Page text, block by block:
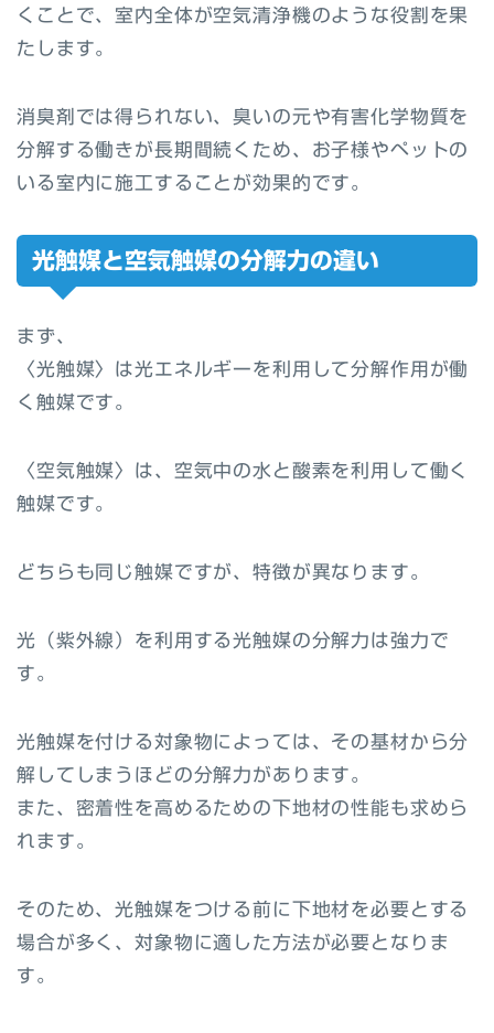
くことで、室内全体が空気清浄機のような役割を果
たします。
消臭剤では得られない、臭いの元や有害化学物質を
分解する働きが長期間続くため、お子様やペットの
いる室内に施工することが効果的です。
光触媒と空気触媒の分解力の違い
まず、
〈光触媒〉は光エネルギーを利用して分解作用が働
く触媒です。
〈空気触媒〉は、空気中の水と酸素を利用して働く
触媒です。
どちらも同じ触媒ですが、特徴が異なります。
光（紫外線）を利用する光触媒の分解力は強力で
す。
光触媒を付ける対象物によっては、その基材から分
解してしまうほどの分解力があります。
また、密着性を高めるための下地材の性能も求めら
れます。
そのため、光触媒をつける前に下地材を必要とする
場合が多く、対象物に適した方法が必要となりま
す。